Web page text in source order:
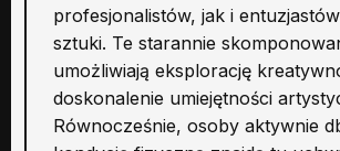
profesjonalistów, jak i
sztuki. Te starannie
umożliwiają eksplorację
doskonalenie umiejętności
Równocześnie, osoby aktywnie